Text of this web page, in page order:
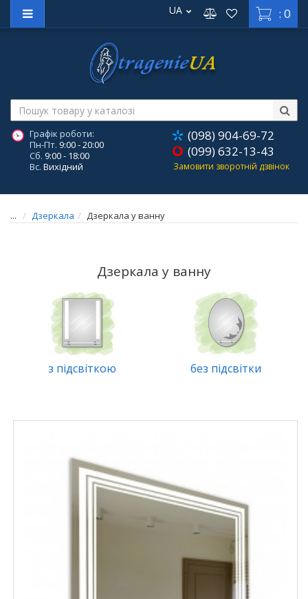
: 0
UA
Графік роботи:
Пн-Пт. 9:00 - 20:00
Сб. 9:00 - 18:00
Вс. Вихідний
(098) 904-69-72
(099) 632-13-43
Замовити зворотній дзвінок
... Дзеркала Дзеркала у ванну
Дзеркала у ванну
з підсвіткою без підсвітки